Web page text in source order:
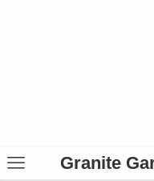
Granite